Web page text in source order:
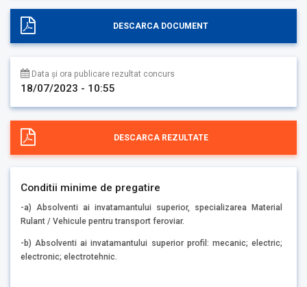
DESCARCA DOCUMENT
Data și ora publicare rezultat concurs
18/07/2023 - 10:55
DESCARCA REZULTATE
Conditii minime de pregatire
-a) Absolventi ai invatamantului superior, specializarea Material
Rulant / Vehicule pentru transport feroviar.
-b) Absolventi ai invatamantului superior profil: mecanic; electric;
electronic; electrotehnic.